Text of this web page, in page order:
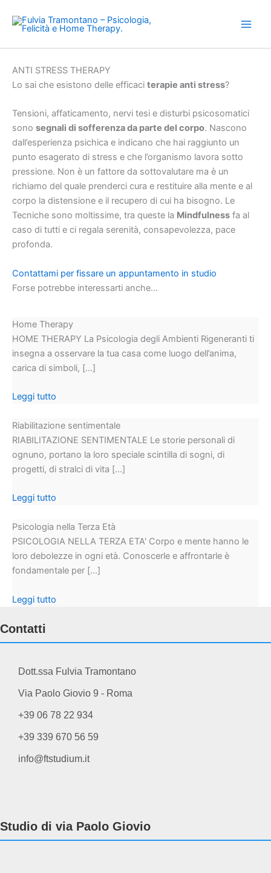
contenuto
ANTI STRESS THERAPY
Lo sai che esistono delle efficaci terapie anti stress?
Tensioni, affaticamento, nervi tesi e disturbi psicosomatici
sono segnali di sofferenza da parte del corpo. Nascono
dall’esperienza psichica e indicano che hai raggiunto un
punto esagerato di stress e che l’organismo lavora sotto
pressione. Non è un fattore da sottovalutare ma è un
richiamo del quale prenderci cura e restituire alla mente e al
corpo la distensione e il recupero di cui ha bisogno. Le
Tecniche sono moltissime, tra queste la Mindfulness fa al
caso di tutti e ci regala serenità, consapevolezza, pace
profonda.
Contattami per fissare un appuntamento in studio
Forse potrebbe interessarti anche...
Home Therapy
HOME THERAPY La Psicologia degli Ambienti Rigeneranti ti
insegna a osservare la tua casa come luogo dell’anima,
carica di simboli, [...]
Leggi tutto
Riabilitazione sentimentale
RIABILITAZIONE SENTIMENTALE Le storie personali di
ognuno, portano la loro speciale scintilla di sogni, di
progetti, di stralci di vita [...]
Leggi tutto
Psicologia nella Terza Età
PSICOLOGIA NELLA TERZA ETA' Corpo e mente hanno le
loro debolezze in ogni età. Conoscerle e affrontarle è
fondamentale per [...]
Leggi tutto
Contatti
Dott.ssa Fulvia Tramontano
Via Paolo Giovio 9 - Roma
+39 06 78 22 934
+39 339 670 56 59
info@ftstudium.it
Studio di via Paolo Giovio